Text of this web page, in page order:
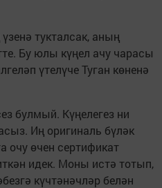
тукталсак, аның
Бу юлы күңел ачу чарасы
үтелүче Туган көненә
булмый. Күңелегез ни
Иң оригиналь бүләк
очу өчен сертификат
идек. Моны истә тотып,
күчтәнәчләр белән